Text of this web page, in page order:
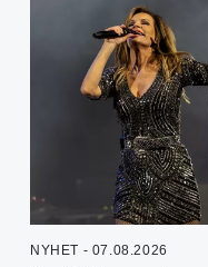
NYHET - 07.08.2026